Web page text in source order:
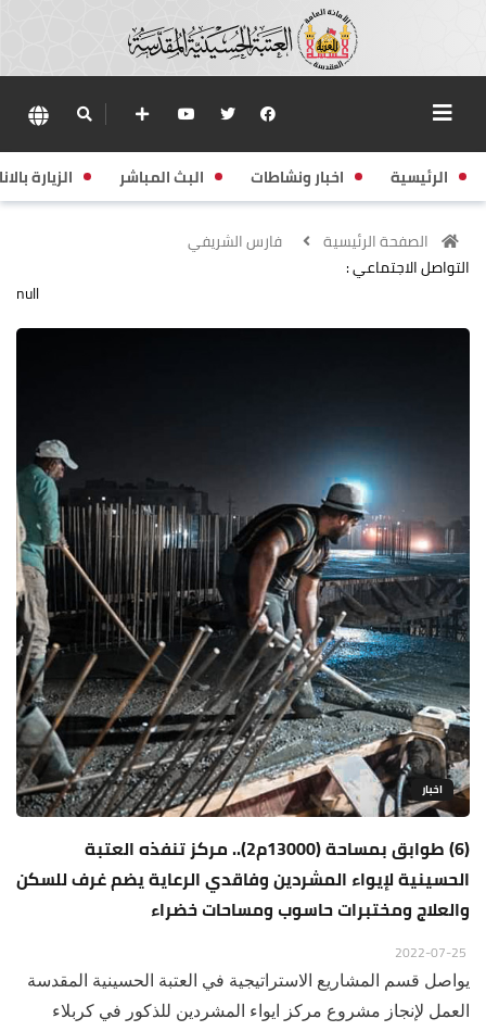
الرئيسية اخبار ونشاطات البث المباشر الزيارة
الصفحة الرئيسية
فارس الشريفي
التواصل الاجتماعي :
null
اخبار
(6) طوابق بمساحة (13000م2).. مركز تنفذه العتبة
الحسينية لإيواء المشردين وفاقدي الرعاية يضم غرف للسكن
والعلاج ومختبرات حاسوب ومساحات خضراء
يواصل قسم المشاريع الاستراتيجية في العتبة الحسينية المقدسة
العمل لإنجاز مشروع مركز ايواء المشردين للذكور في كربلاء